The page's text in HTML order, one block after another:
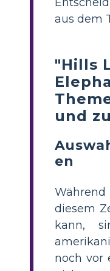
aus dem
"Hills
und
en
diesem
kann,
noch vor